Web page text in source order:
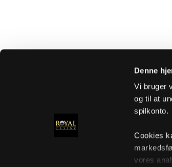
Denne
Vi bruger
og til at
spilkonto.
Cookies
vores